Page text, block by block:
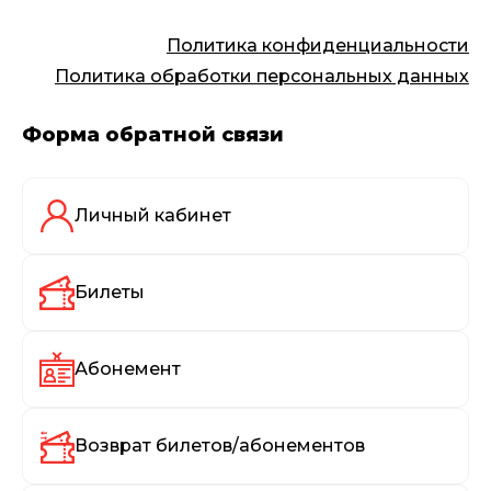
Политика конфиденциальности
Политика обработки персональных данных
Форма обратной связи
Личный кабинет
Билеты
Абонемент
Возврат билетов/абонементов